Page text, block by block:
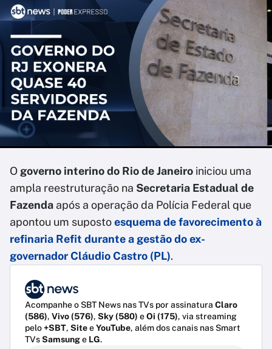
O governo interino do Rio de Janeiro iniciou uma
ampla reestruturação na Secretaria Estadual de
Fazenda após a operação da Polícia Federal que
apontou um supostoesquema de favorecimento à
refinaria Refit durante a gestão do ex-
governador Cláudio Castro (PL).
Acompanhe o SBT News nas TVs por assinatura Claro
(586), Vivo (576), Sky (580) eOi (175), via streaming
pelo+SBT, SiteeYouTube, além dos canais nas Smart
TVsSamsunge LG.